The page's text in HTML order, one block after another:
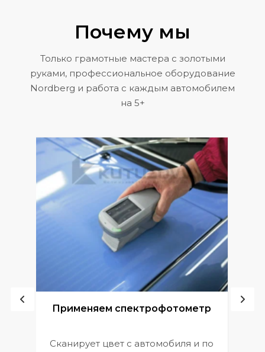
Почему мы
Только грамотные мастера с золотыми
руками, профессиональное оборудование
Nordberg и работа с каждым автомобилем
на 5+
Применяем спектрофотометр
Сканирует цвет с автомобиля и по